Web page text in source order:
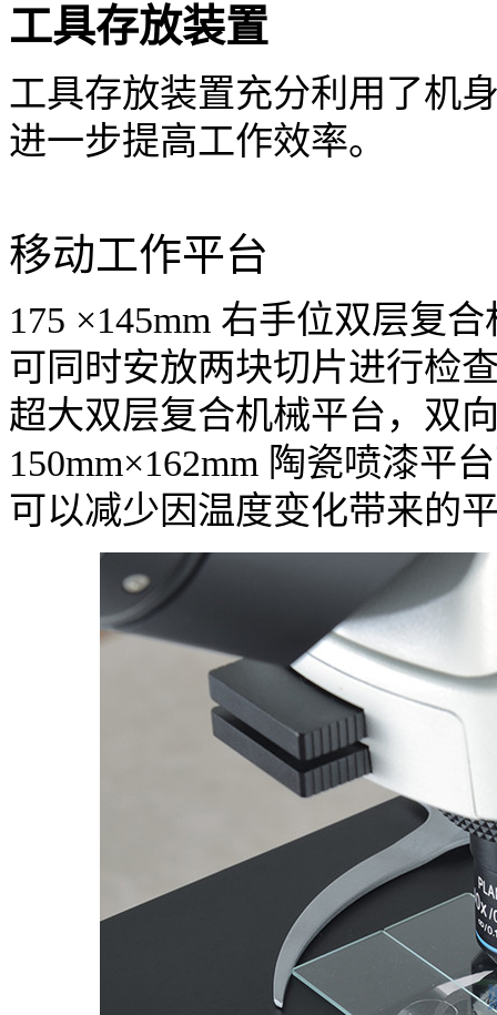
工具存放装置
工具存放装置充分利用了机
进一步提高工作效率。
移动工作平台
175 ×145mm 右手位双层复
可同时安放两块切片进行检
超大双层复合机械平台，双
150mm×162mm 陶瓷喷漆平
可以减少因温度变化带来的